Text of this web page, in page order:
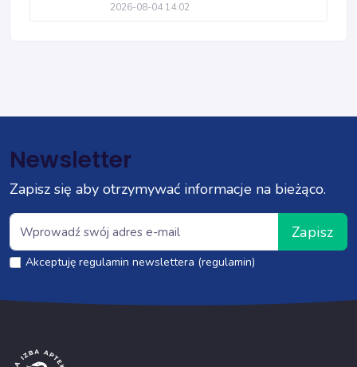
2026-08-04 14:02
Newsletter
Zapisz się aby otrzymywać informacje na bieżąco.
Zapisz
Akceptuję regulamin newslettera (regulamin)